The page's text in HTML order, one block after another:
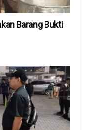
Barang Bukti